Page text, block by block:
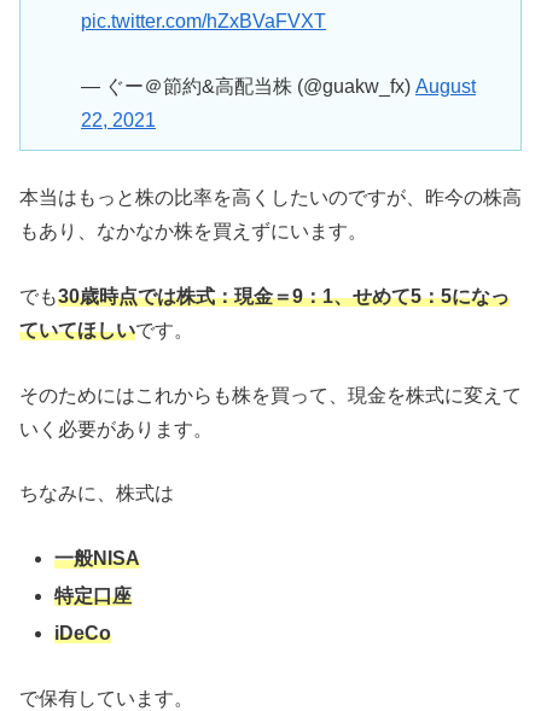
pic.twitter.com/hZxBVaFVXT
— ぐー＠節約&高配当株 (@guakw_fx) August
22, 2021
本当はもっと株の比率を高くしたいのですが、昨今の株高
もあり、なかなか株を買えずにいます。
でも30歳時点では株式：現金＝9：1、せめて5：5になっ
ていてほしいです。
そのためにはこれからも株を買って、現金を株式に変えて
いく必要があります。
ちなみに、株式は
一般NISA
特定口座
iDeCo
で保有しています。